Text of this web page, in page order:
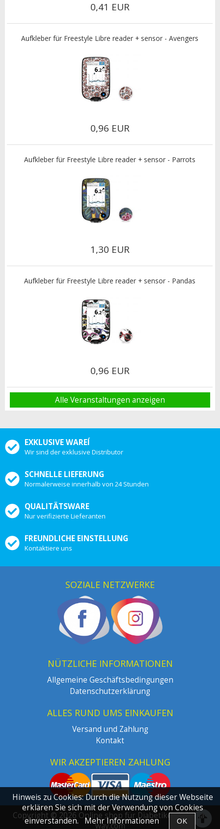
0,41 EUR
Aufkleber für Freestyle Libre reader + sensor - Avengers
0,96 EUR
Aufkleber für Freestyle Libre reader + sensor - Parrots
1,30 EUR
Aufkleber für Freestyle Libre reader + sensor - Pandas
0,96 EUR
Alle Veranstaltungen anzeigen
EXKLUSIVE WAREÍ
Wir sind der exklusive Distributor
SCHNELLE LIEFERUNG
Normalerweise innerhalb von 24 Stunden
QUALITÄTSWARE
Nur verifizierte Lieferanten
FREUNDLICHE EINSTELLUNG
Kontaktiere uns
SOZIALE NETZWERKE
NÜTZLICHE INFORMATIONEN
Allgemeine Geschäftsbedingungen
Datenschutzerklärung
ALLES RUND UMS EINKAUFEN
Versand und Zahlung
Kontakt
WIR AKZEPTIEREN ZAHLUNG
Copyright © 2026 Online shop für Diabetiker | de.dia-
way.com
Hinweis zu Cookies: Durch die Nutzung dieser Webseite
erklären Sie sich mit der Verwendung von Cookies
einverstanden.Mehr Informationen